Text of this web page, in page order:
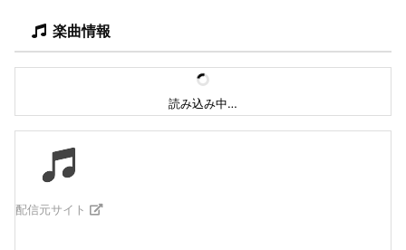
楽曲情報
読み込み中…
配信元サイト